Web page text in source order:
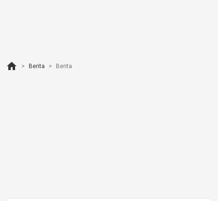
home Berita Berita